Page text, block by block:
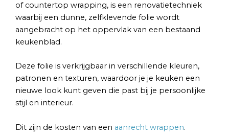
of countertop wrapping, is een renovatietechniek
waarbij een dunne, zelfklevende folie wordt
aangebracht op het oppervlak van een bestaand
keukenblad.
Deze folie is verkrijgbaar in verschillende kleuren,
patronen en texturen, waardoor je je keuken een
nieuwe look kunt geven die past bij je persoonlijke
stijl en interieur.
Dit zijn de kosten van een aanrecht wrappen.